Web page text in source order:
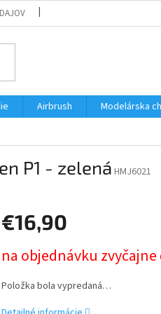
Airbrush Modelárska
P1 - zelená HMJ6021
€16,90
cena:
na objednávku
Položka bola vypredaná…